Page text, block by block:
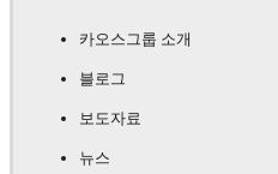
카오스그룹 소개
블로그
보도자료
뉴스